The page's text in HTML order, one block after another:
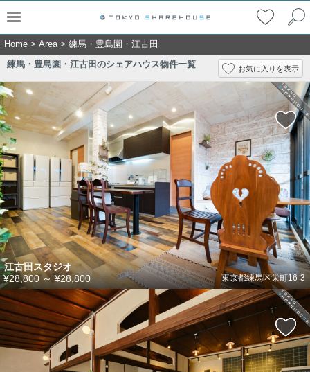
Home > Area> 練馬・豊島園・江古田
練馬・豊島園・江古田のシェアハウス物件一覧
お気に入りを表示
江古田スタジオ
東京都練馬区栄町16-3
¥28,800 ～ ¥28,800